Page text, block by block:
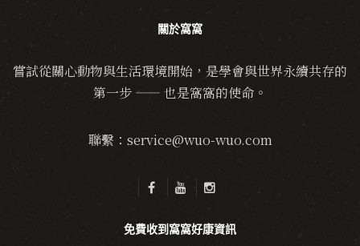
關於窩窩
嘗試從關心動物與生活環境開始，是學會與世界永續共存的
第一步 —— 也是窩窩的使命。
聯繫：service@wuo-wuo.com
免費收到窩窩好康資訊